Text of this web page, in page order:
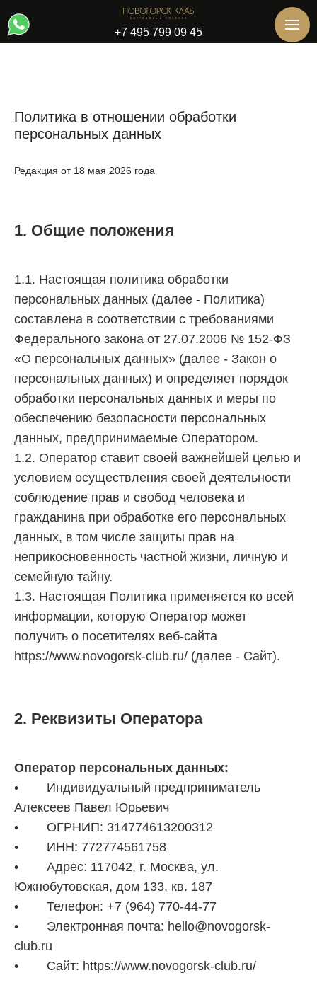
+7 495 799 09 45
Политика в отношении обработки
персональных данных
Редакция от 18 мая 2026 года
1. Общие положения
1.1. Настоящая политика обработки
персональных данных (далее - Политика)
составлена в соответствии с требованиями
Федерального закона от 27.07.2006 № 152-ФЗ
«О персональных данных» (далее - Закон о
персональных данных) и определяет порядок
обработки персональных данных и меры по
обеспечению безопасности персональных
данных, предпринимаемые Оператором.
1.2. Оператор ставит своей важнейшей целью и
условием осуществления своей деятельности
соблюдение прав и свобод человека и
гражданина при обработке его персональных
данных, в том числе защиты прав на
неприкосновенность частной жизни, личную и
семейную тайну.
1.3. Настоящая Политика применяется ко всей
информации, которую Оператор может
получить о посетителях веб-сайта
https://www.novogorsk-club.ru/ (далее - Сайт).
2. Реквизиты Оператора
Оператор персональных данных:
• Индивидуальный предприниматель
Алексеев Павел Юрьевич
• ОГРНИП: 314774613200312
• ИНН: 772774561758
• Адрес: 117042, г. Москва, ул.
Южнобутовская, дом 133, кв. 187
• Телефон: +7 (964) 770-44-77
• Электронная почта: hello@novogorsk-
club.ru
• Сайт: https://www.novogorsk-club.ru/